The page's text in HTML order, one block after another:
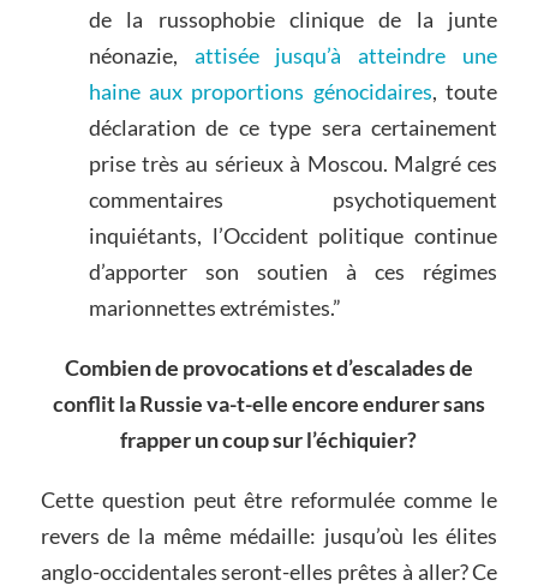
de la russophobie clinique de la junte
néonazie, attisée jusqu’à atteindre une
haine aux proportions génocidaires, toute
déclaration de ce type sera certainement
prise très au sérieux à Moscou. Malgré ces
commentaires psychotiquement
inquiétants, l’Occident politique continue
d’apporter son soutien à ces régimes
marionnettes extrémistes.”
Combien de provocations et d’escalades de
conflit la Russie va-t-elle encore endurer sans
frapper un coup sur l’échiquier?
Cette question peut être reformulée comme le
revers de la même médaille: jusqu’où les élites
anglo-occidentales seront-elles prêtes à aller? Ce